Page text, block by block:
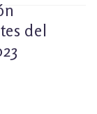
CONTACTO
MEDIOS
Y JUVENIL
del